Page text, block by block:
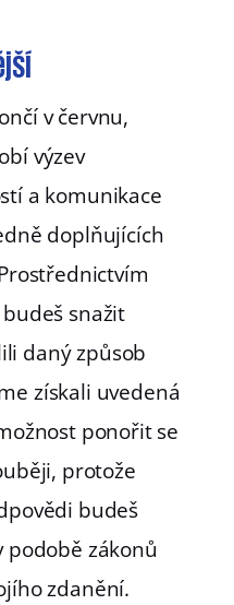
v červnu,
výzev
a komunikace
doplňujících
snažit
daný způsob
získali uvedená
ponořit se
protože
budeš
podobě zákonů
zdanění.